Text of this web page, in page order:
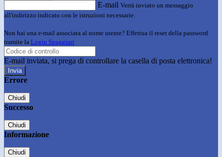
E-mail Verrà inviato un messaggio
all'indirizzo indicato con le istruzioni necessarie.
Non hai una e-mail associata al nome utente? Effettua il reset della password
tramite la Login Spaggiari
E-mail inviata, si prega di controllare la casella di posta elettronica!
Errore
Chiudi
Successo
Chiudi
Informazione
Chiudi